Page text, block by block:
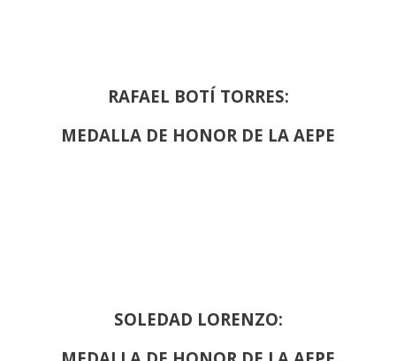
RAFAEL BOTÍ TORRES:
MEDALLA DE HONOR DE LA AEPE
SOLEDAD LORENZO: